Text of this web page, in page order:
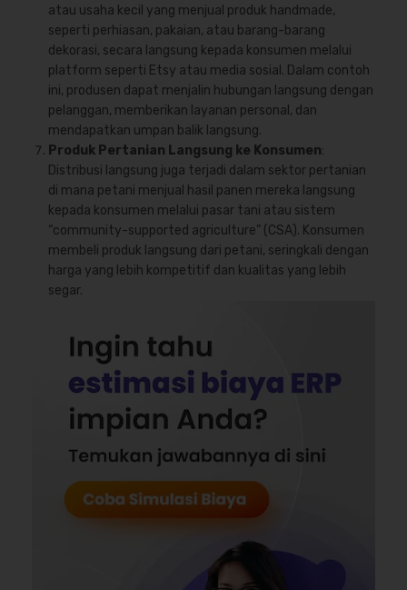
atau usaha kecil yang menjual produk handmade,
seperti perhiasan, pakaian, atau barang-barang
dekorasi, secara langsung kepada konsumen melalui
platform seperti Etsy atau media sosial. Dalam contoh
ini, produsen dapat menjalin hubungan langsung dengan
pelanggan, memberikan layanan personal, dan
mendapatkan umpan balik langsung.
Produk Pertanian Langsung ke Konsumen:
Distribusi langsung juga terjadi dalam sektor pertanian
di mana petani menjual hasil panen mereka langsung
kepada konsumen melalui pasar tani atau sistem
“community-supported agriculture” (CSA). Konsumen
membeli produk langsung dari petani, seringkali dengan
harga yang lebih kompetitif dan kualitas yang lebih
segar.